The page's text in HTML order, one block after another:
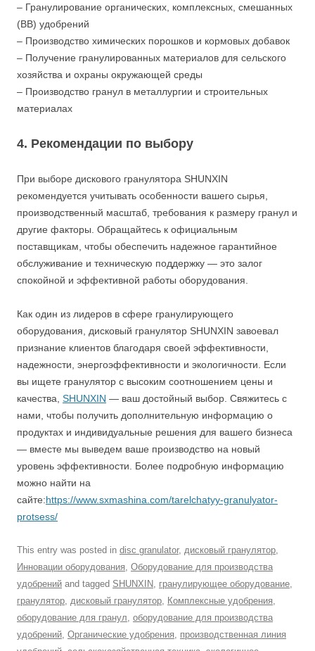
– Гранулирование органических, комплексных, смешанных
(BB) удобрений
– Производство химических порошков и кормовых добавок
– Получение гранулированных материалов для сельского
хозяйства и охраны окружающей среды
– Производство гранул в металлургии и строительных
материалах
4. Рекомендации по выбору
При выборе дискового гранулятора SHUNXIN
рекомендуется учитывать особенности вашего сырья,
производственный масштаб, требования к размеру гранул и
другие факторы. Обращайтесь к официальным
поставщикам, чтобы обеспечить надежное гарантийное
обслуживание и техническую поддержку — это залог
спокойной и эффективной работы оборудования.
Как один из лидеров в сфере гранулирующего
оборудования, дисковый гранулятор SHUNXIN завоевал
признание клиентов благодаря своей эффективности,
надежности, энергоэффективности и экологичности. Если
вы ищете гранулятор с высоким соотношением цены и
качества, SHUNXIN — ваш достойный выбор. Свяжитесь с
нами, чтобы получить дополнительную информацию о
продуктах и индивидуальные решения для вашего бизнеса
— вместе мы выведем ваше производство на новый
уровень эффективности. Более подробную информацию
можно найти на
сайте:https://www.sxmashina.com/tarelchatyy-granulyator-
protsess/
This entry was posted in disc granulator, дисковый гранулятор
Инновации оборудования Оборудование для производства
удобрений and tagged SHUNXIN гранулирующее оборудование
гранулятор дисковый гранулятор Комплексные удобрения
оборудование для гранул оборудование для производства
удобрений Органические удобрения
производственная линия